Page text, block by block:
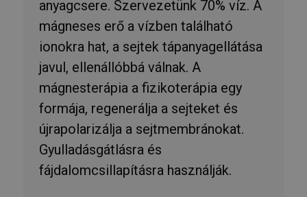
anyagcsere. Szervezetünk 70% víz. A
mágneses erő a vízben található
ionokra hat, a sejtek tápanyagellátása
javul, ellenállóbbá válnak. A
mágnesterápia a fizikoterápia egy
formája, regenerálja a sejteket és
újrapolarizálja a sejtmembránokat.
Gyulladásgátlásra és
fájdalomcsillapításra használják.